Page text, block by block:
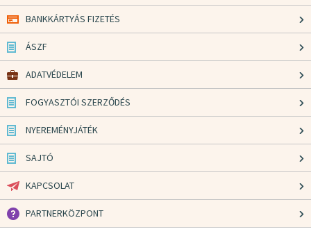
BANKKÁRTYÁS FIZETÉS
ÁSZF
ADATVÉDELEM
FOGYASZTÓI SZERZŐDÉS
NYEREMÉNYJÁTÉK
SAJTÓ
KAPCSOLAT
PARTNERKÖZPONT